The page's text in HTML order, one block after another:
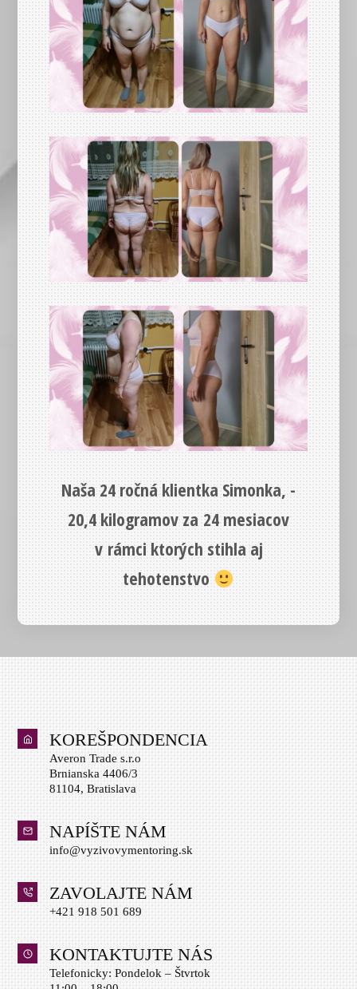
Naša 24 ročná klientka Simonka, -
20,4 kilogramov za 24 mesiacov
v rámci ktorých stihla aj
tehotenstvo
KOREŠPONDENCIA
Averon Trade s.r.o
Brnianska 4406/3
81104, Bratislava
NAPÍŠTE NÁM
info@vyzivovymentoring.sk
ZAVOLAJTE NÁM
+421 918 501 689
KONTAKTUJTE NÁS
Telefonicky: Pondelok – Štvrtok